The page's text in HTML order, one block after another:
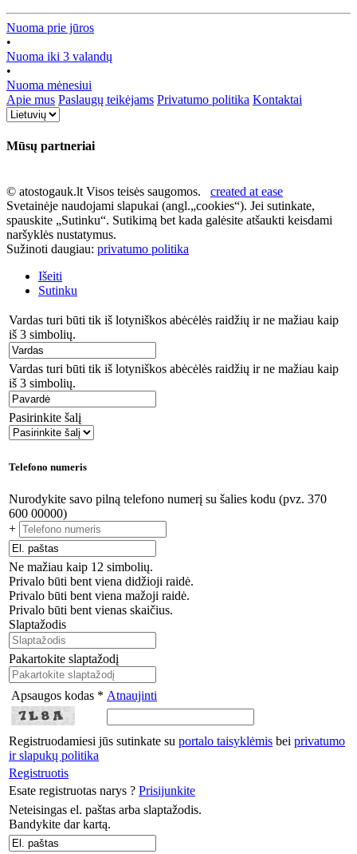
Nuoma prie jūros
•
Nuoma iki 3 valandų
•
Nuoma mėnesiui
Apie mus Paslaugų teikėjams Privatumo politika Kontaktai
Mūsų partneriai
© atostogauk.lt Visos teisės saugomos. created at ease
Svetainėje naudojami slapukai (angl.„cookies“). Jei sutinkate,
spauskite „Sutinku“. Sutikimą bet kada galėsite atšaukti keisdami
naršyklės nustatymus.
Sužinoti daugiau: privatumo politika
Išeiti
Sutinku
Vardas turi būti tik iš lotyniškos abėcėlės raidžių ir ne mažiau kaip
iš 3 simbolių.
Vardas turi būti tik iš lotyniškos abėcėlės raidžių ir ne mažiau kaip
iš 3 simbolių.
Pasirinkite šalį
Telefono numeris
Nurodykite savo pilną telefono numerį su šalies kodu (pvz. 370
600 00000)
+
Ne mažiau kaip 12 simbolių.
Privalo būti bent viena didžioji raidė.
Privalo būti bent viena mažoji raidė.
Privalo būti bent vienas skaičius.
Slaptažodis
Pakartokite slaptažodį
Apsaugos kodas * Atnaujinti
Registruodamiesi jūs sutinkate su portalo taisyklėmis bei privatumo
ir slapukų politika
Registruotis
Esate registruotas narys ? Prisijunkite
Neteisingas el. paštas arba slaptažodis.
Bandykite dar kartą.